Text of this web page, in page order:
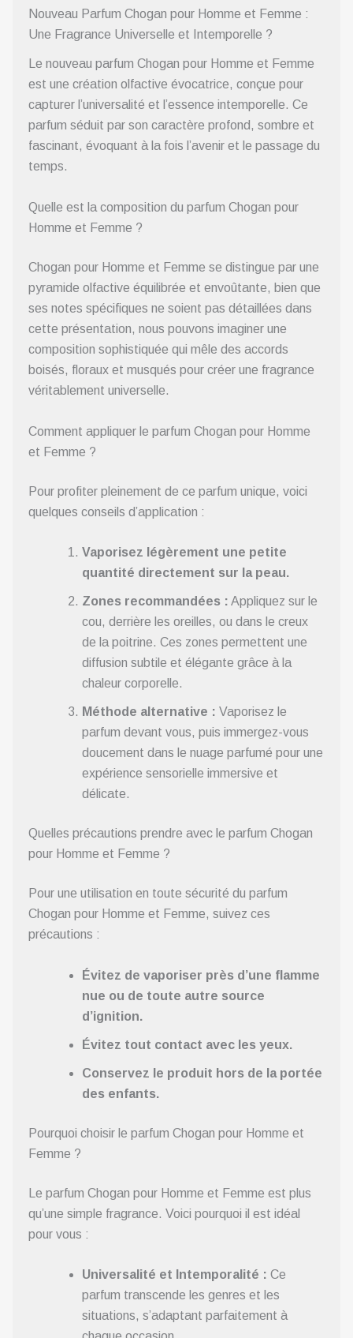
Nouveau Parfum Chogan pour Homme et Femme :
Une Fragrance Universelle et Intemporelle ?
Le nouveau parfum Chogan pour Homme et Femme
est une création olfactive évocatrice, conçue pour
capturer l’universalité et l’essence intemporelle. Ce
parfum séduit par son caractère profond, sombre et
fascinant, évoquant à la fois l’avenir et le passage du
temps.
Quelle est la composition du parfum Chogan pour
Homme et Femme ?
Chogan pour Homme et Femme se distingue par une
pyramide olfactive équilibrée et envoûtante, bien que
ses notes spécifiques ne soient pas détaillées dans
cette présentation, nous pouvons imaginer une
composition sophistiquée qui mêle des accords
boisés, floraux et musqués pour créer une fragrance
véritablement universelle.
Comment appliquer le parfum Chogan pour Homme
et Femme ?
Pour profiter pleinement de ce parfum unique, voici
quelques conseils d’application :
Vaporisez légèrement une petite
quantité directement sur la peau.
Zones recommandées : Appliquez sur le
cou, derrière les oreilles, ou dans le creux
de la poitrine. Ces zones permettent une
diffusion subtile et élégante grâce à la
chaleur corporelle.
Méthode alternative : Vaporisez le
parfum devant vous, puis immergez-vous
doucement dans le nuage parfumé pour une
expérience sensorielle immersive et
délicate.
Quelles précautions prendre avec le parfum Chogan
pour Homme et Femme ?
Pour une utilisation en toute sécurité du parfum
Chogan pour Homme et Femme, suivez ces
précautions :
Évitez de vaporiser près d’une flamme
nue ou de toute autre source
d’ignition.
Évitez tout contact avec les yeux.
Conservez le produit hors de la portée
des enfants.
Pourquoi choisir le parfum Chogan pour Homme et
Femme ?
Le parfum Chogan pour Homme et Femme est plus
qu’une simple fragrance. Voici pourquoi il est idéal
pour vous :
Universalité et Intemporalité : Ce
parfum transcende les genres et les
situations, s’adaptant parfaitement à